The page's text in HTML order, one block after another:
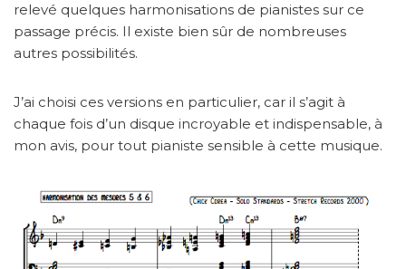
relevé quelques harmonisations de pianistes sur ce
passage précis. Il existe bien sûr de nombreuses
autres possibilités.
J’ai choisi ces versions en particulier, car il s’agit à
chaque fois d’un disque incroyable et indispensable, à
mon avis, pour tout pianiste sensible à cette musique.